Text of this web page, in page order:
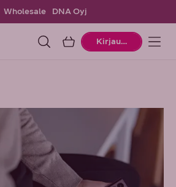
Wholesale DNA Oyj
OstoskoriKirjaudu